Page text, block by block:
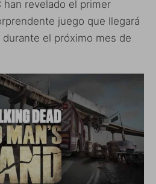
revelado el primer
juego que llegará
el próximo mes de